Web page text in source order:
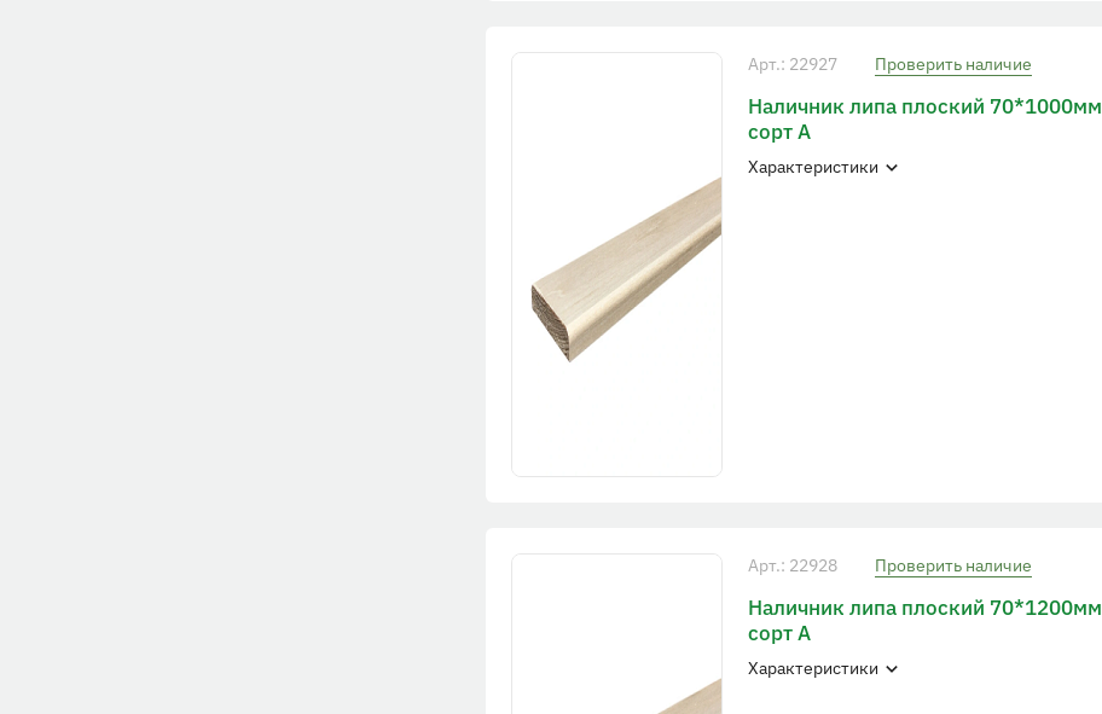
Арт.: 22927 Проверить наличие
Наличник липа плоский 70*1000мм
сорт А
Характеристики
Арт.: 22928 Проверить наличие
Наличник липа плоский 70*1200мм
сорт А
Характеристики